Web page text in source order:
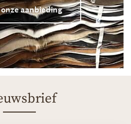
aanbieding